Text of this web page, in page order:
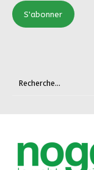
S'abonner